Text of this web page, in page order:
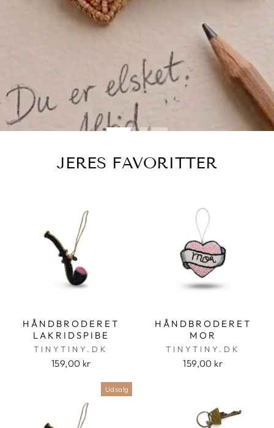
JERES FAVORITTER
HÅNDBRODERET
LAKRIDSPIBE
TINYTINY.DK
159,00 kr
HÅNDBRODERET
MOR
TINYTINY.DK
159,00 kr
Udsalg